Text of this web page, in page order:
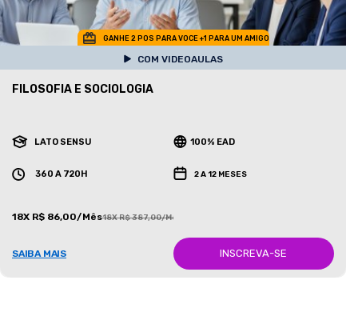
GANHE 2 POS PARA VOCE +1 PARA UM AMIGO
COM VIDEOAULAS
FILOSOFIA E SOCIOLOGIA
LATO SENSU 100% EAD
360 A 720H 2 A 12 MESES
18X R$ 86,00/Mês18X R$ 387,00/Mês
SAIBA MAIS INSCREVA-SE